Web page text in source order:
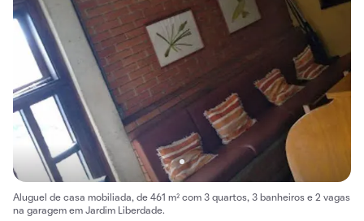
Aluguel de casa mobiliada, de 461 m² com 3 quartos, 3 banheiros e 2 vagas
na garagem em Jardim Liberdade.